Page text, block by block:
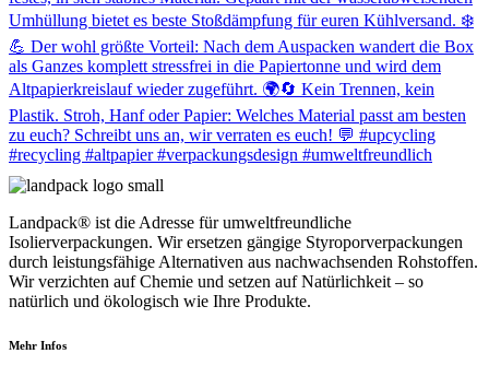
Landpack® ist die Adresse für umweltfreundliche
Isolierverpackungen. Wir ersetzen gängige Styroporverpackungen
durch leistungsfähige Alternativen aus nachwachsenden Rohstoffen.
Wir verzichten auf Chemie und setzen auf Natürlichkeit – so
natürlich und ökologisch wie Ihre Produkte.
Mehr Infos